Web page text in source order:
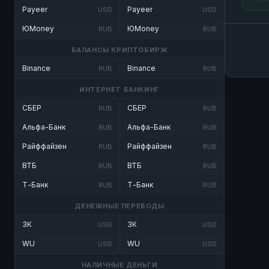
Payeer USD
ЮMoney RUB
Payeer USD
ЮMoney RUB
БАЛАНСЫ КРИПТОБИРЖ
Binance RUB Binance RUB
ИНТЕРНЕТ БАНКИНГ
СБЕР RUB
Альфа-Банк RUB
Райффайзен RUB
ВТБ RUB
Т-Банк RUB
СБЕР RUB
Альфа-Банк RUB
Райффайзен RUB
ВТБ RUB
Т-Банк RUB
ДЕНЕЖНЫЕ ПЕРЕВОДЫ
ЗК USD
WU USD
ЗК USD
WU USD
НАЛИЧНЫЕ ДЕНЬГИ